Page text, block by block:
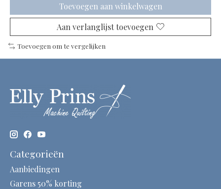
Toevoegen aan winkelwagen
Aan verlanglijst toevoegen
Toevoegen om te vergelijken
Categorieën
Aanbiedingen
Garens 50% korting